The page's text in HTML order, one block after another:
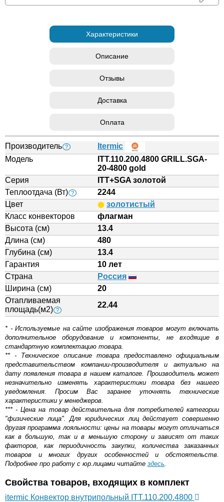
Характеристики
Описание
Отзывы
Доставка
Оплата
Производитель ?
Itermic
Модель
ITT.110.200.4800 GRILL.SGA-
20-4800 gold
Серия
ITT+SGA золотой
Теплоотдача (Вт) ?
2244
Цвет
золотистый
Класс конвекторов
флагман
Высота (см)
13.4
Длина (см)
480
Глубина (см)
13.4
Гарантия
10 лет
Страна
Россия
Ширина (см)
20
Отапливаемая
площадь(м2) ?
22.44
* - Используемые на сайте изображения товаров могут включать
дополнительное оборудование и компоненты, не входящие в
стандартную комплектацию товара.
** - Техническое описание товара предоставлено официальным
представительством компании-производителя и актуально на
дату появления товара в нашем каталоге. Производитель может
незначительно изменять характеристики товара без нашего
уведомления. Просим Вас заранее уточнять технические
характеристики у менеджеров.
*** - Цена на товар действительна для потребителей категории
"физические лица". Для юридических лиц действует совершенно
другая программа лояльности: цены на товары могут отличаться
как в большую, так и в меньшую сторону и зависят от таких
факторов, как периодичность закупки, количества заказанных
товаров и многих других особенностей и обстоятельств.
Подробнее про работу с юр.лицами читайте здесь.
Свойства товаров, входящих в комплект
itermic Конвектор внутрипольный ITT.110.200.4800